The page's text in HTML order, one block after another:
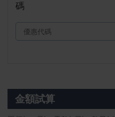
碼
金額試算